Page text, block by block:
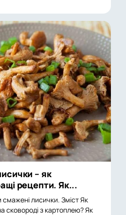
– як
рецепти. Як...
лисички. Зміст Як
сковороді з картоплею? Як